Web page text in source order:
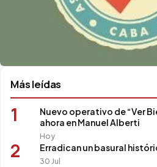
Más leídas
1
Nuevo operativo de “Ver
ahora en Manuel Alberti
Hoy
2 Erradican un basural
30 Jul